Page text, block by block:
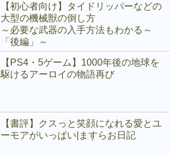
【初心者向け】タイドリッパーなどの
大型の機械獣の倒し方
～必要な武器の入手方法もわかる～
「後編」～
【PS4・5ゲーム】1000年後の地球を
駆けるアーロイの物語再び
【書評】クスっと笑顔になれる愛とユ
ーモアがいっぱい|ますらお日記